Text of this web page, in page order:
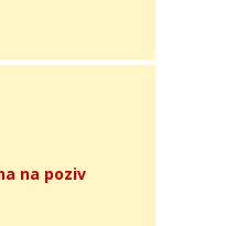
na poziv